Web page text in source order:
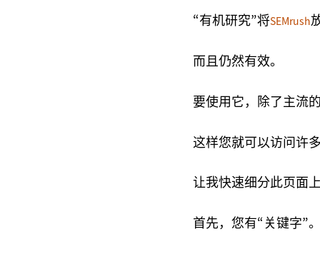
“有机研究”将SEMrush
而且仍然有效。
要使用它，除了主流
这样您就可以访问许
让我快速细分此页面
首先，您有“关键字”